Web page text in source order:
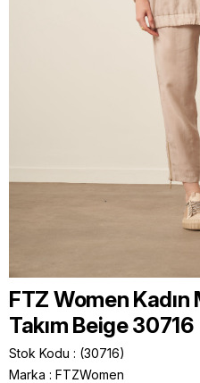
FTZ Women
Takım Beige 30716
Stok Kodu
(30716)
Marka : FTZWomen